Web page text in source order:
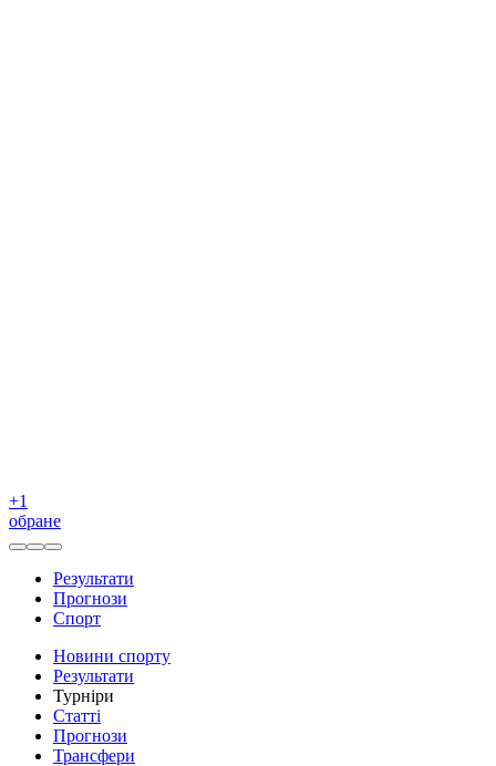
+1
обране
Результати
Прогнози
Спорт
Новини спорту
Результати
Турніри
Статті
Прогнози
Трансфери